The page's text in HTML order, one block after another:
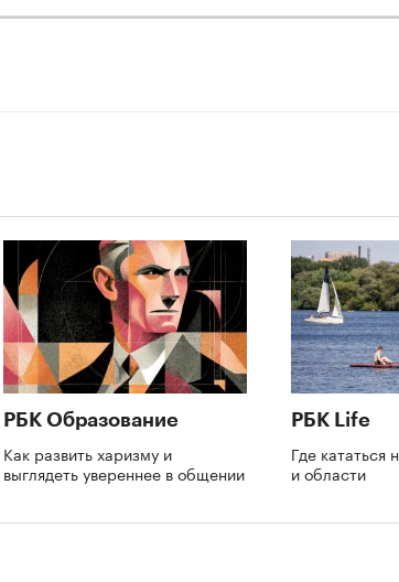
РБК Образование
Как развить харизму и
выглядеть увереннее в общении
РБК Life
Где кататься
и области